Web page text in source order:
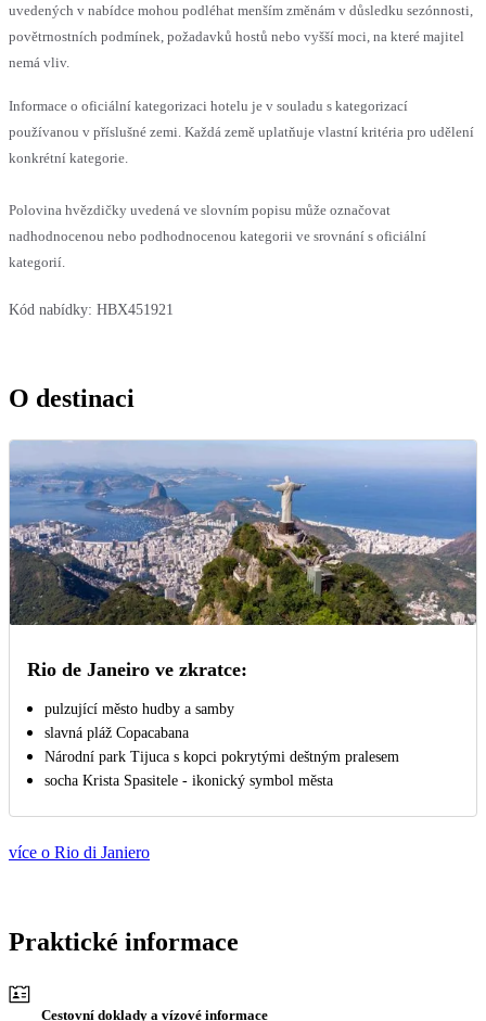
uvedených v nabídce mohou podléhat menším změnám v důsledku sezónnosti,
povětrnostních podmínek, požadavků hostů nebo vyšší moci, na které majitel
nemá vliv.
Informace o oficiální kategorizaci hotelu je v souladu s kategorizací
používanou v příslušné zemi. Každá země uplatňuje vlastní kritéria pro udělení
konkrétní kategorie.
Polovina hvězdičky uvedená ve slovním popisu může označovat
nadhodnocenou nebo podhodnocenou kategorii ve srovnání s oficiální
kategorií.
Kód nabídky: HBX451921
O destinaci
Rio de Janeiro ve zkratce:
pulzující město hudby a samby
slavná pláž Copacabana
Národní park Tijuca s kopci pokrytými deštným pralesem
socha Krista Spasitele - ikonický symbol města
více o Rio di Janiero
Praktické informace
Cestovní doklady a vízové informace